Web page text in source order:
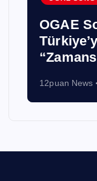
OGAE
12puan News